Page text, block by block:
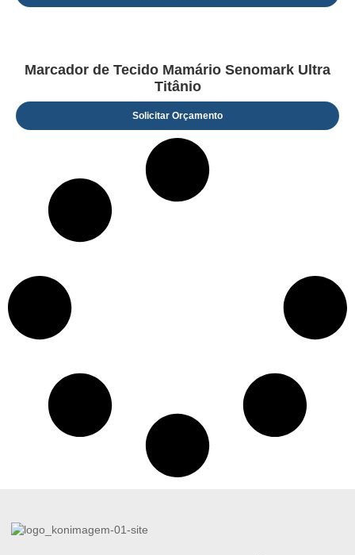
Marcador de Tecido Mamário Senomark Ultra
Titânio
Solicitar Orçamento